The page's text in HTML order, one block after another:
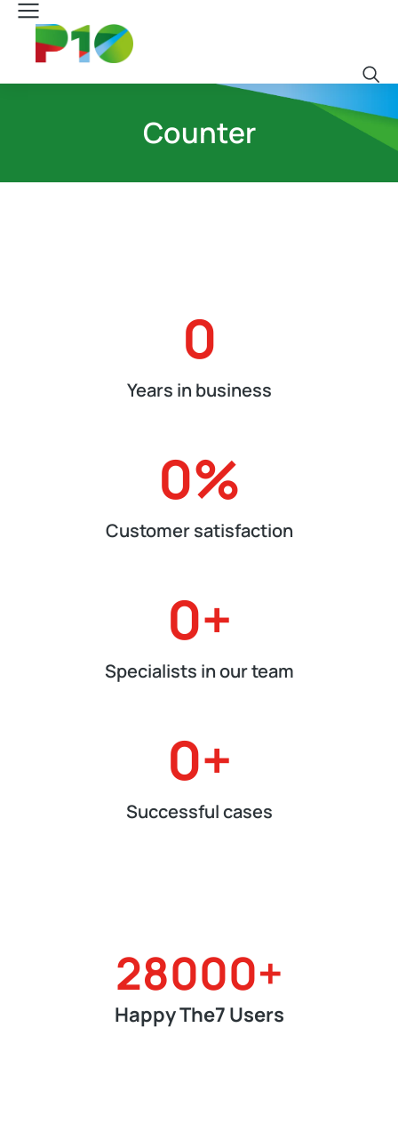
Counter
Years in business
0
Customer satisfaction
0%
Specialists in our team
0+
Successful cases
0+
Happy The7 Users
28000+